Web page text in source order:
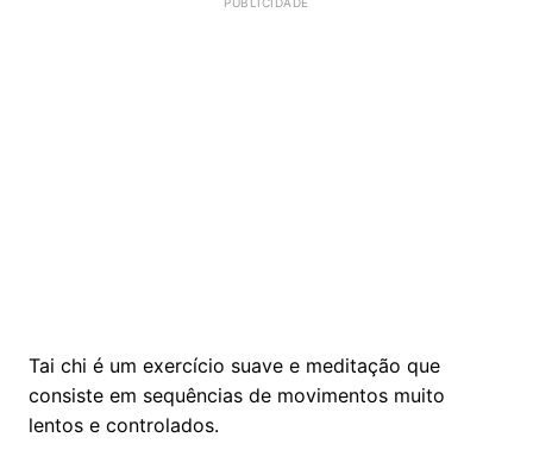
Tai chi é um exercício suave e meditação que
consiste em sequências de movimentos muito
lentos e controlados.